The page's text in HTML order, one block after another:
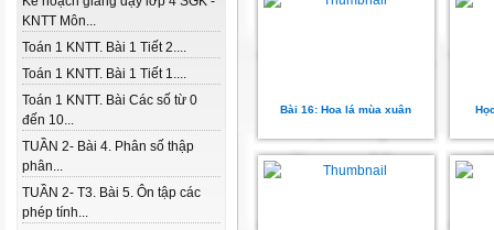
KNTT Môn...
Toán 1 KNTT. Bài 1 Tiết 2....
Toán 1 KNTT. Bài 1 Tiết 1....
Toán 1 KNTT. Bài Các số từ 0
đến 10...
TUẦN 2- Bài 4. Phân số thập
phân...
TUẦN 2- T3. Bài 5. Ôn tập các
phép tính...
Bài 16: Hoa lá mùa xuân